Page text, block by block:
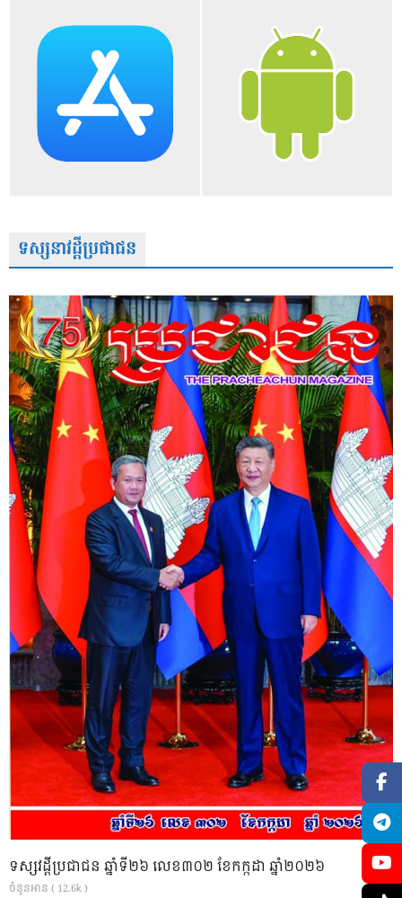
ទស្សនាវដ្តីប្រជាជន
ទស្សវដ្តីប្រជាជន ឆ្នាំទី២៦ លេខ៣០២ ខែកក្កដា ឆ្នាំ២០២៦
ចំនួនអាន ( 12.6k )